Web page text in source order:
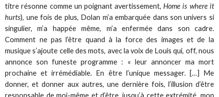
titre résonne comme un poignant avertissement,Home is where it
hurts), une fois de plus, Dolan m’a embarquée dans son univers si
singulier, m’a happée même, m’a enfermée dans son cadre.
Comment ne pas l’être quand à la force des images et de la
musique s’ajoute celle des mots, avec la voix de Louis qui, off, nous
annonce son funeste programme : « leur annoncer ma mort
prochaine et irrémédiable. En être l’unique messager. […] Me
donner, et donner aux autres, une dernière fois, l’illusion d’être
responsable de moi-même et d’être‚ jusqu’à cette extrémité‚ mon